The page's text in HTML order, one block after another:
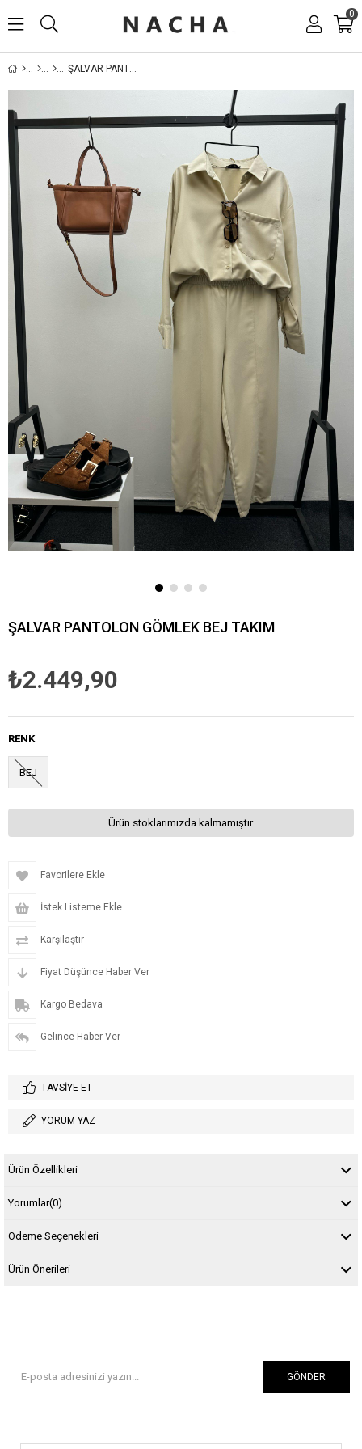
0
ŞALVAR PANTOLON GÖMLEK BEJ TAKIM
ŞALVAR PANTOLON GÖMLEK BEJ TAKIM
₺2.449,90
RENK
BEJ
Ürün stoklarımızda kalmamıştır.
Favorilere Ekle
İstek Listeme Ekle
Karşılaştır
Fiyat Düşünce Haber Ver
Kargo Bedava
Gelince Haber Ver
TAVSIYE ET
YORUM YAZ
Ürün Özellikleri
Yorumlar(0)
Ödeme Seçenekleri
Ürün Önerileri
GÖNDER